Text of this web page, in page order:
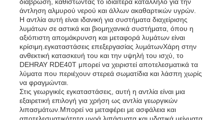
άντληση αλμυρού νερού και άλλων ακαθαρτικών υγρών.
Η αντλία αυτή είναι ιδανική για συστήματα διαχείρισης
λυμάτων σε αστικά και βιομηχανικά συστήματα, όπου η
αξιόπιστη απομάκρυνση και μεταφορά λυμάτων είναι
κρίσιμη.εγκαταστάσεις επεξεργασίας λυμάτωνΧάρη στην
ανθεκτική κατασκευή του και την υψηλή του ισχύ, το
DEHRAY RDE40T μπορεί να χειριστεί αποτελεσματικά τα
λύματα που περιέχουν στερεά σωματίδια και λάσπη χωρίς
να φραγμώνται.
Στις γεωργικές εγκαταστάσεις, αυτή η αντλία είναι μια
εξαιρετική επιλογή για χρήση ως αντλία γεωργικών
λιπασμάτων.Μπορεί να μεταφέρει με ασφάλεια και
αποτελεσματικότητα υγρά λιπάσματα και υδατικά μείγματα